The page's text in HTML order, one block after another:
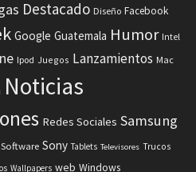
Destacado Diseño Facebook
Google Guatemala Humor Intel
Ipod Juegos Lanzamientos Mac
Noticias
Redes Sociales Samsung
Software Sony Tablets Televisores Trucos
Wallpapers web Windows